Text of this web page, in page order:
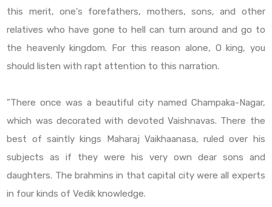
this merit, one's forefathers, mothers, sons, and other
relatives who have gone to hell can turn around and go to
the heavenly kingdom. For this reason alone, O king, you
should listen with rapt attention to this narration.
"There once was a beautiful city named Champaka-Nagar,
which was decorated with devoted Vaishnavas. There the
best of saintly kings Maharaj Vaikhaanasa, ruled over his
subjects as if they were his very own dear sons and
daughters. The brahmins in that capital city were all experts
in four kinds of Vedik knowledge.